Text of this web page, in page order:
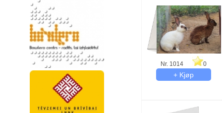
Nr. 1014 0